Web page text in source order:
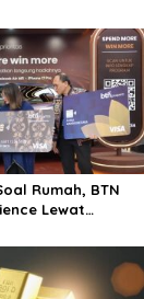
Rumah, BTN
Lewat